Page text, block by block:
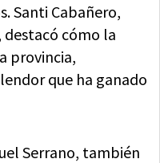
Santi Cabañero,
cómo la
provincia,
que ha ganado
Serrano, también